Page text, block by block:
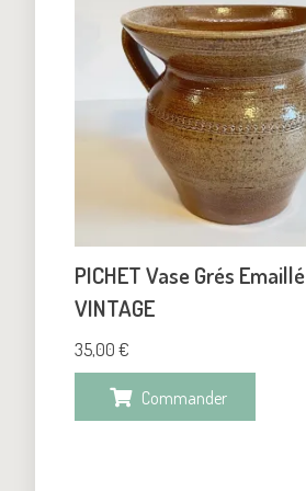
PICHET Vase Grés Emaillé
VINTAGE
35,00 €
Commander